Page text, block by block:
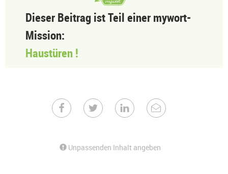
Dieser Beitrag ist Teil einer mywort-
Mission:
Haustüren !
Unpassenden Inhalt angeben